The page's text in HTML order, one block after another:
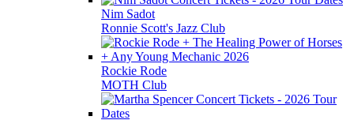
Nim Sadot
Ronnie Scott's Jazz Club
Rockie Rode
MOTH Club